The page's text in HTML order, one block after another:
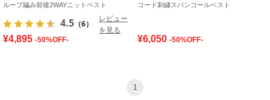
ループ編み前後2WAYニットベスト
4.5 （6）
レビュー
を見る
¥4,895 -50%OFF-
コード刺繍スパンコールベスト
¥6,050 -50%OFF-
1